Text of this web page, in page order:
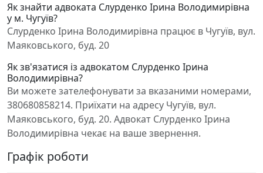
Як знайти адвоката Слурденко Ірина Володимирівна
у м. Чугуїв?
Слурденко Ірина Володимирівна працює в Чугуїв, вул.
Маяковського, буд. 20
Як зв'язатися із адвокатом Слурденко Ірина
Володимирівна?
Ви можете зателефонувати за вказаними номерами,
380680858214. Приїхати на адресу Чугуїв, вул.
Маяковського, буд. 20. Адвокат Слурденко Ірина
Володимирівна чекає на ваше звернення.
Графік роботи